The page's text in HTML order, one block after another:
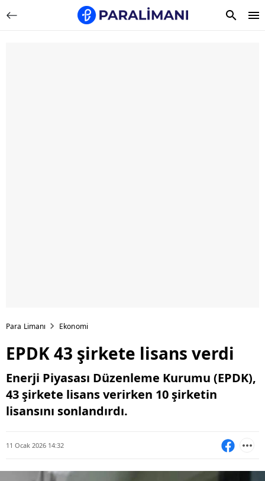
Para Limanı Ekonomi
EPDK 43 şirkete lisans verdi
Enerji Piyasası Düzenleme Kurumu (EPDK),
43 şirkete lisans verirken 10 şirketin
lisansını sonlandırdı.
11 Ocak 2026 14:32